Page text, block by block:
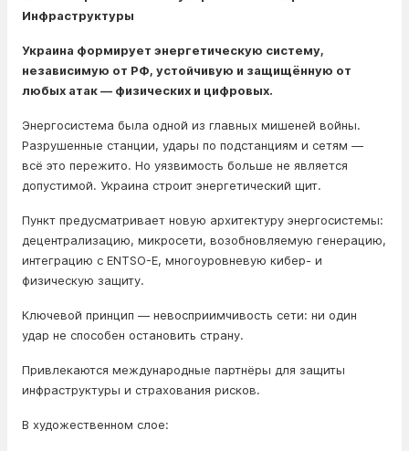
Инфраструктуры
Украина формирует энергетическую систему,
независимую от РФ, устойчивую и защищённую от
любых атак — физических и цифровых.
Энергосистема была одной из главных мишеней войны.
Разрушенные станции, удары по подстанциям и сетям —
всё это пережито. Но уязвимость больше не является
допустимой. Украина строит энергетический щит.
Пункт предусматривает новую архитектуру энергосистемы:
децентрализацию, микросети, возобновляемую генерацию,
интеграцию с ENTSO-E, многоуровневую кибер- и
физическую защиту.
Ключевой принцип — невосприимчивость сети: ни один
удар не способен остановить страну.
Привлекаются международные партнёры для защиты
инфраструктуры и страхования рисков.
В художественном слое: